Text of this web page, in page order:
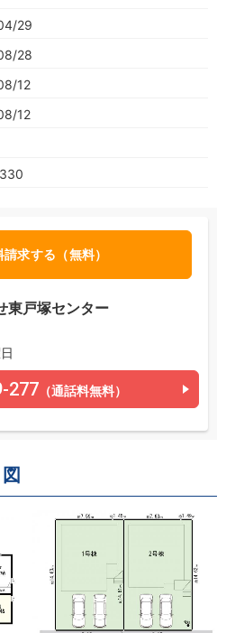
29
28
12
12
請求する（無料）
東戸塚センター
277 （通話料無料）